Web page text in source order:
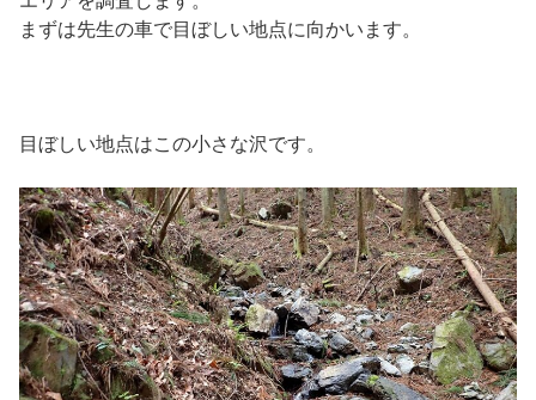
まずは先生の車で目ぼしい地点に向かいます。
目ぼしい地点はこの小さな沢です。